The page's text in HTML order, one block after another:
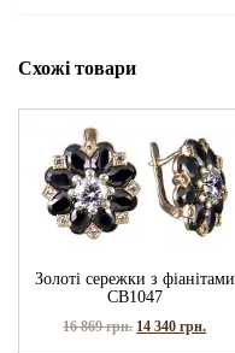
Схожі товари
Золоті сережки з фіанітами
СВ1047
16 869грн. 14 340грн.